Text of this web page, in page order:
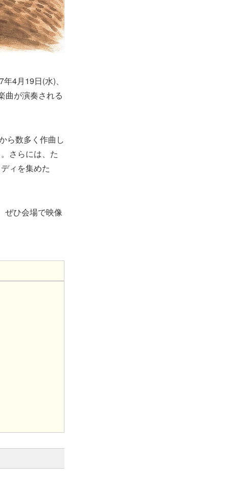
4月19日(水)、
曲が演奏される
ら数多く作曲し
さらには、た
ィを集めた
ぜひ会場で映像